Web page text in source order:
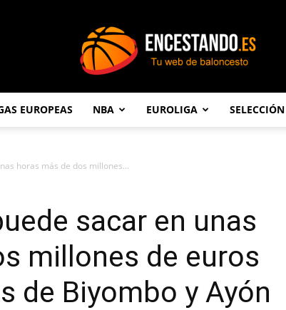
EUROPEAS NBA EUROLIGA SELECCIÓN
horas más de dos millones...
sacar en unas
millones de euros
de Biyombo y Ayón